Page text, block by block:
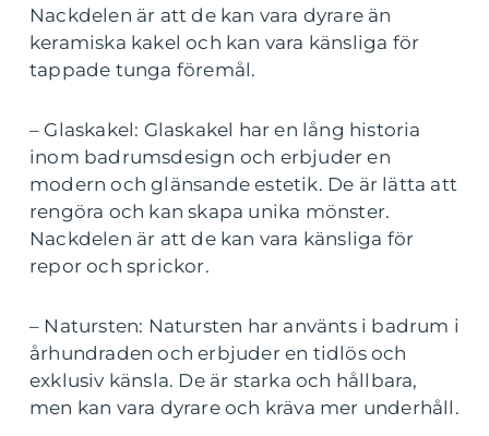
Nackdelen är att de kan vara dyrare än
keramiska kakel och kan vara känsliga för
tappade tunga föremål.
– Glaskakel: Glaskakel har en lång historia
inom badrumsdesign och erbjuder en
modern och glänsande estetik. De är lätta att
rengöra och kan skapa unika mönster.
Nackdelen är att de kan vara känsliga för
repor och sprickor.
– Natursten: Natursten har använts i badrum i
århundraden och erbjuder en tidlös och
exklusiv känsla. De är starka och hållbara,
men kan vara dyrare och kräva mer underhåll.